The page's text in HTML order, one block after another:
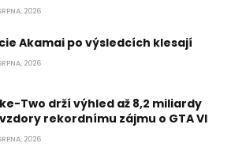
2026
Akamai po výsledcích klesají
2026
Two drží výhled až 8,2 miliardy
rekordnímu zájmu o GTA VI
2026